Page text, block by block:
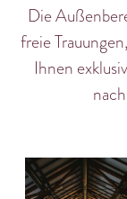
Die
freie
Ihnen exklusiv